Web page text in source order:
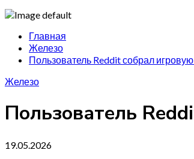
Главная
Железо
Пользователь Reddit собрал
Железо
Пользователь
19.05.2026